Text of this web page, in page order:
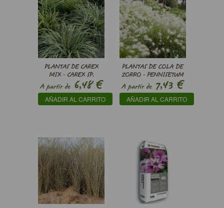
PLANTAS DE CAREX
MIX - CAREX SP.
A partir de6,48€
AÑADIR AL CARRITO
PLANTAS DE COLA DE
ZORRO - PENNISETUM
VILLOSUM
A partir de7,43 €
AÑADIR AL CARRITO